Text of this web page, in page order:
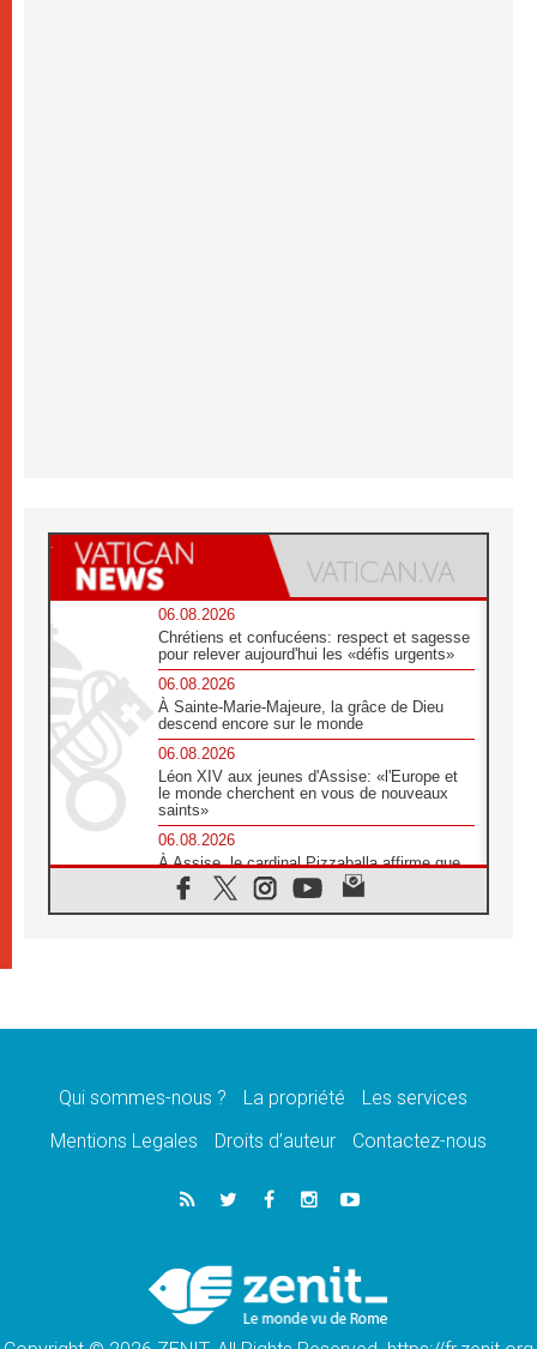
06.08.2026
Chrétiens et confucéens: respect et sagesse
pour relever aujourd'hui les «défis urgents»
06.08.2026
À Sainte-Marie-Majeure, la grâce de Dieu
descend encore sur le monde
06.08.2026
Léon XIV aux jeunes d'Assise: «l'Europe et
le monde cherchent en vous de nouveaux
saints»
06.08.2026
À Assise, le cardinal Pizzaballa affirme que
«les chrétiens veulent la paix»
06.08.2026
message de paix et de dignité humaine»
«La visite du Pape en Uruguay renforcera
05.08.2026
Le nonce en Ukraine: «Il est inquiétant
Léon XIV au Pérou, une lueur d'espoir pour
un peuple en quête de paix
Qui sommes-nous ? La propriété
Les services
Mentions Legales
Droits d’auteur Contactez-nous